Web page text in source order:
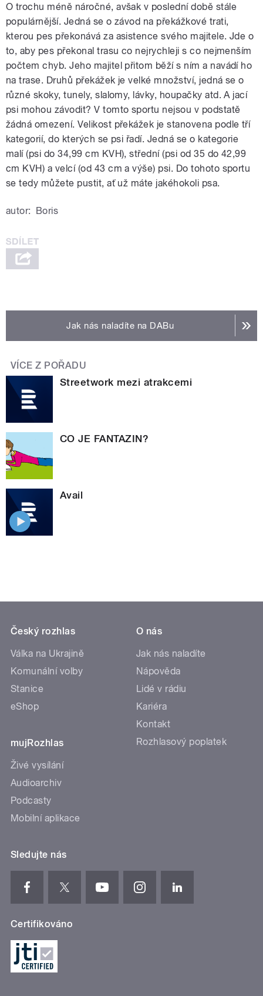
O trochu méně náročné, avšak v poslední době stále
populárnější. Jedná se o závod na překážkové trati,
kterou pes překonává za asistence svého majitele. Jde o
to, aby pes překonal trasu co nejrychleji s co nejmenším
počtem chyb. Jeho majitel přitom běží s ním a navádí ho
na trase. Druhů překážek je velké množství, jedná se o
různé skoky, tunely, slalomy, lávky, houpačky atd. A jací
psi mohou závodit? V tomto sportu nejsou v podstatě
žádná omezení. Velikost překážek je stanovena podle tří
kategorií, do kterých se psi řadí. Jedná se o kategorie
malí (psi do 34,99 cm KVH), střední (psi od 35 do 42,99
cm KVH) a velcí (od 43 cm a výše) psi. Do tohoto sportu
se tedy můžete pustit, ať už máte jakéhokoli psa.
autor: Boris
Jak nás naladíte na DABu
VÍCE Z POŘADU
Streetwork mezi atrakcemi
CO JE FANTAZIN?
Avail
Český rozhlas
Válka na Ukrajině
Komunální volby
Stanice
eShop
mujRozhlas
Živé vysílání
Audioarchiv
Podcasty
Mobilní aplikace
O nás
Jak nás naladíte
Nápověda
Lidé v rádiu
Kariéra
Kontakt
Rozhlasový poplatek
Sledujte nás
Certifikováno